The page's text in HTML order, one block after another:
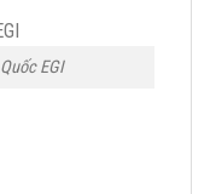
EGI